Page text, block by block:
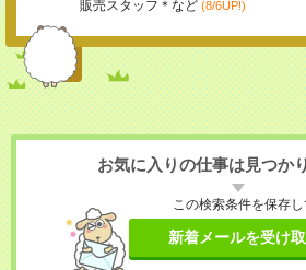
販売スタッフ＊など (8/6UP!)
お気に入りの仕事は見つか
この検索条件を保存し
新着メールを受け